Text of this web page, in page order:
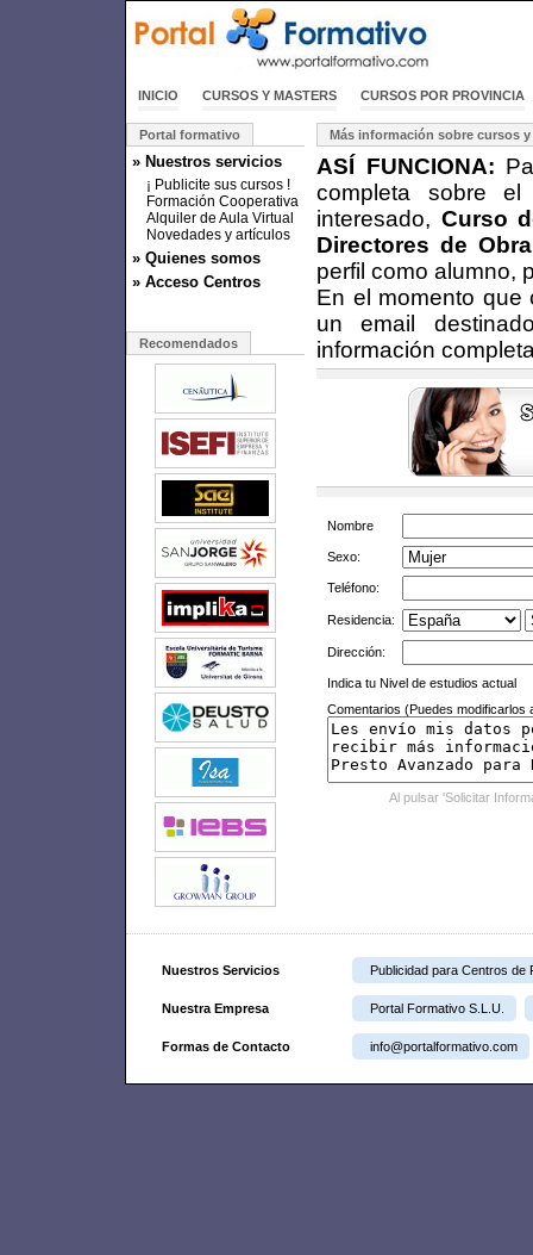
INICIO CURSOS Y MASTERS CURSOS POR PROVINCIA
Portal formativo
» Nuestros servicios
¡ Publicite sus cursos !
Formación Cooperativa
Alquiler de Aula Virtual
Novedades y artículos
» Quienes somos
» Acceso Centros
Recomendados
Más información sobre cursos y
ASÍ FUNCIONA:
completa sobre
interesado, Curso
Directores de Obra
perfil como alumno,
En el momento que
un email
información
Nombre
Sexo:
Teléfono:
Residencia:
Dirección:
Indica tu Nivel de estudios actual
Comentarios (Puedes modificarlos
Al pulsar 'Solicitar
Nuestros Servicios Publicidad para Centros de
Nuestra Empresa Portal Formativo S.L.U.
Formas de Contacto info@portalformativo.com